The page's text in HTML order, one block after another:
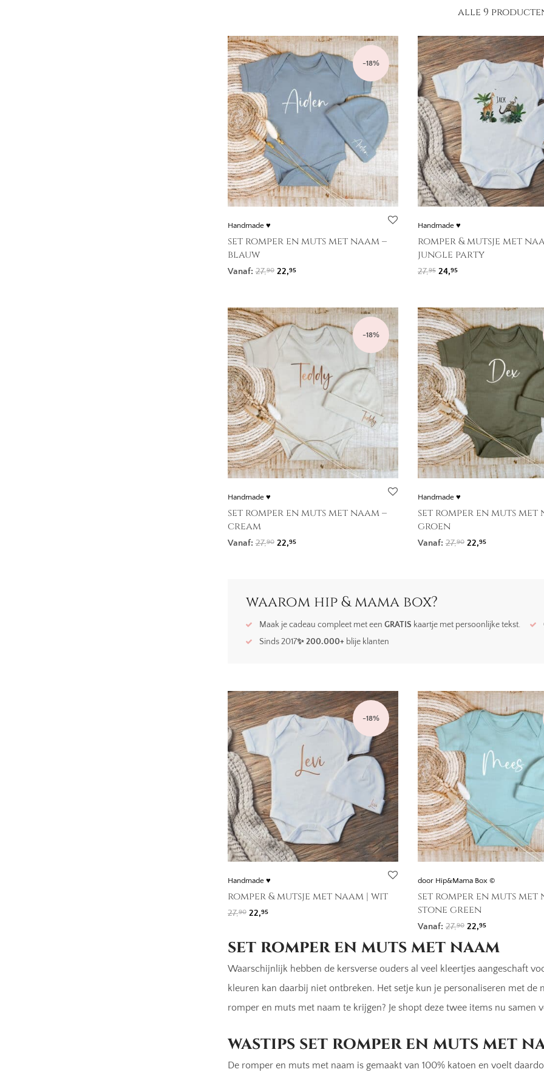
alle 9
-18%
Handmade ♥
set romper en muts met naam –
blauw
Vanaf:27,90 Oorspronkelijke prijs was: 27,90.
22,95Huidige prijs is: 22,95.
Handmade ♥
romper & mutsje met
jungle party
27,95 Oorspronkelijke prijs was:
24,95Huidige prijs is: 24,95.
-18%
Handmade ♥
set romper en muts met naam –
cream
Vanaf:27,90 Oorspronkelijke prijs was: 27,90.
22,95Huidige prijs is: 22,95.
Handmade ♥
set romper en muts met
groen
Vanaf:27,90 Oorspronkelijke
22,95Huidige prijs
-18%
Handmade ♥
romper & mutsje met naam | wit
27,90 Oorspronkelijke prijs was: 27,90.
22,95Huidige prijs is: 22,95.
door Hip&Mama Box ©
set romper en muts met
stone green
Vanaf:27,90 Oorspronkelijke
22,95Huidige prijs
waarom hip & mama box?
Maak je cadeau compleet met een GRATIS kaartje met persoonlijke tekst.
Sinds 2017✨ 200.000+ blije klanten
set romper en muts met naam
Waarschijnlijk hebben de kersverse ouders al veel kleertjes aangeschaft
kleuren kan daarbij niet ontbreken. Het setje kun je personaliseren met de
romper en muts met naam te krijgen? Je shopt deze twee items nu samen
wastips set romper en muts met
De romper en muts met naam is gemaakt van 100% katoen en voelt